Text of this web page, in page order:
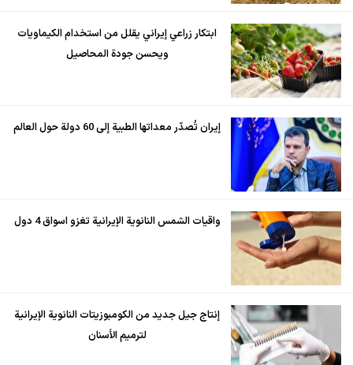
ابتكار زراعي إيراني يقلل من استخدام الكيماويات
ويحسن جودة المحاصيل
إيران تُصدّر معداتها الطبية إلى 60 دولة حول العالم
واقيات الشمس النانوية الإيرانية تغزو اسواق 4 دول
إنتاج جيل جديد من الكومبوزيتات النانوية الإيرانية
لترميم الأسنان